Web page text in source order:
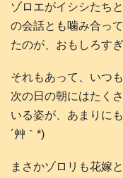
ゾロエがイシシたち
の会話とも噛み合っ
たのが、おもしろす
それもあって、いつ
次の日の朝にはたく
いる姿が、あまりに
´艸｀*)
まさかゾロリも花嫁